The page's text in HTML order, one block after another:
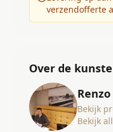
verzendofferte
Over de
Bekijk
Bekijk